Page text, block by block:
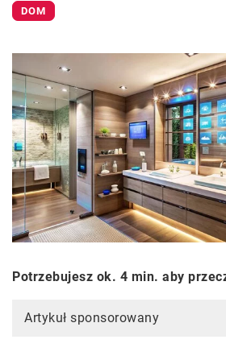
DOM
Potrzebujesz ok. 4 min. aby
Artykuł sponsorowany